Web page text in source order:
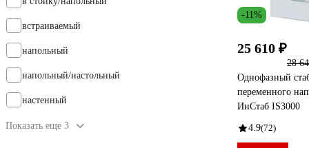
встраиваемый
напольный
напольный/настольный
настенный
Показать еще 3
-11%
25 610 ₽
28
Однофазный
переменного
ИнСтаб IS3000
4.9(72)